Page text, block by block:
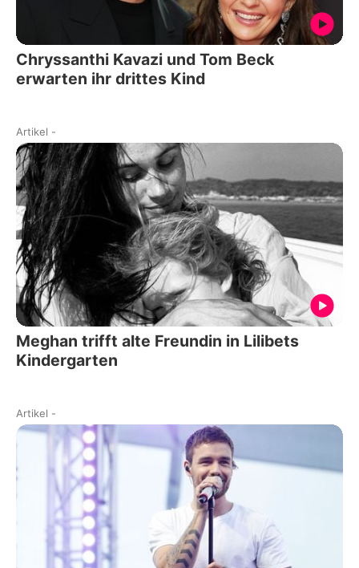
Chryssanthi Kavazi und Tom Beck
erwarten ihr drittes Kind
Artikel -
Meghan trifft alte Freundin in Lilibets
Kindergarten
Artikel -